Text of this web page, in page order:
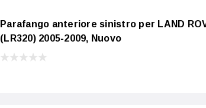
Parafango anteriore sinistro per LAND
(LR320) 2005-2009, Nuovo